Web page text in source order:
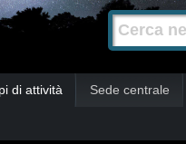
Cerca nel
di attività Sede centrale